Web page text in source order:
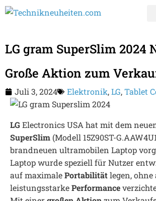
LG gram SuperSlim 2024
Große Aktion zum
Juli 3, 2024 Elektronik,LG,Tablet
LG Electronics USA hat mit dem
SuperSlim (Modell 15Z90ST-
brandneuen ultramobilen Laptop
Laptop wurde speziell für Nutzer
auf maximalePortabilitätlegen, ohne
leistungsstarkePerformance